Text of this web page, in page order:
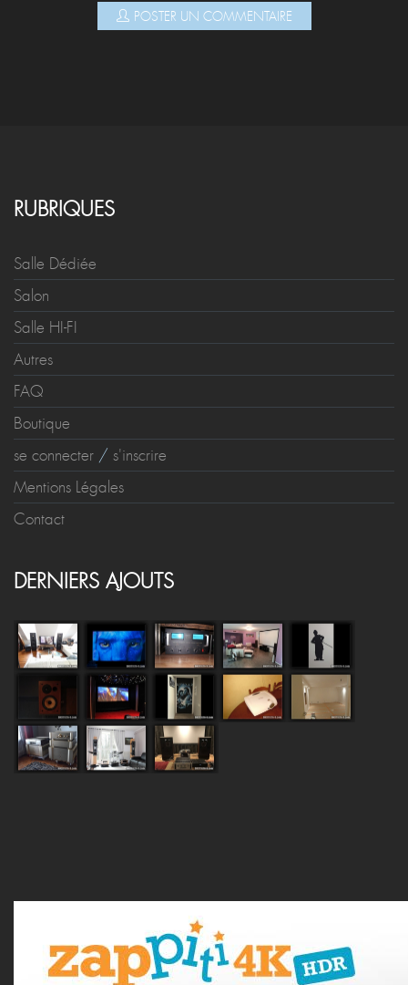
POSTER UN COMMENTAIRE
RUBRIQUES
Salle Dédiée
Salon
Salle HI-FI
Autres
FAQ
Boutique
se connecter / s'inscrire
Mentions Légales
Contact
DERNIERS AJOUTS